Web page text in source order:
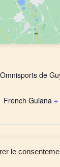
le
de
French Guiana
travaux